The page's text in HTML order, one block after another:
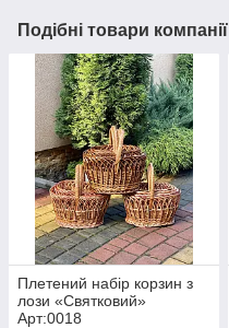
Подібні товари компанії
Плетений набір корзин з
лози «Святковий»
Арт:0018